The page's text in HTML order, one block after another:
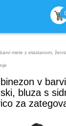
mete z elastanom,
v
bluza s
za